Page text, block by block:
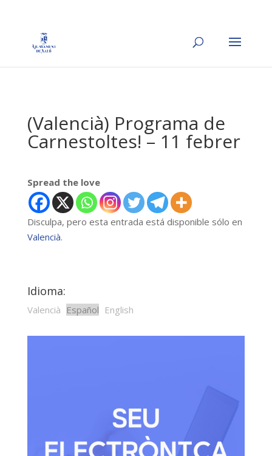
(Valencià) Programa de
Carnestoltes! – 11 febrer
Spread the love
Disculpa, pero esta entrada está disponible sólo en
Valencià.
Idioma:
Valencià Español English